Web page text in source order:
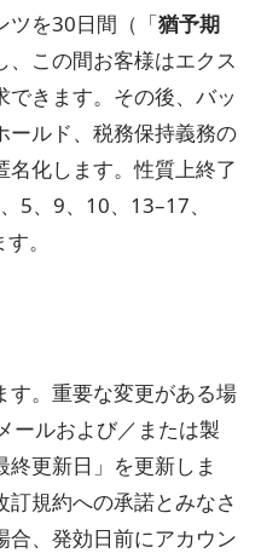
ツを30日間（「猶予期
、この間お客様はエクス
きます。その後、バッ
ールド、税務保持義務の
化します。性質上終了
5、9、10、13–17、
。
す。重要な変更がある場
ールおよび／または製
更新日」を更新しま
規約への承諾とみなさ
合、発効日前にアカウン